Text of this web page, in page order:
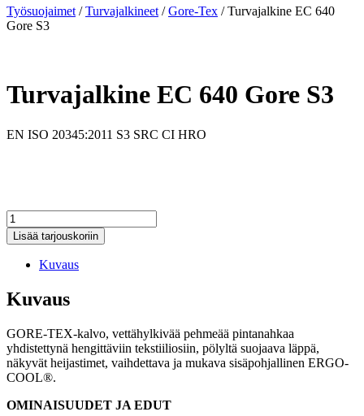
Työsuojaimet /Turvajalkineet /Gore-Tex /Turvajalkine EC 640
Gore S3
Turvajalkine EC 640 Gore S3
EN ISO 20345:2011 S3 SRC CI HRO
Turvajalkine
EC
640
Gore
määrä
Lisää tarjouskoriin
Kuvaus
Kuvaus
GORE-TEX-kalvo, vettähylkivää pehmeää pintanahkaa
yhdistettynä hengittäviin tekstiiliosiin, pölyltä suojaava läppä,
näkyvät heijastimet, vaihdettava ja mukava sisäpohjallinen ERGO-
COOL®.
OMINAISUUDET JA EDUT